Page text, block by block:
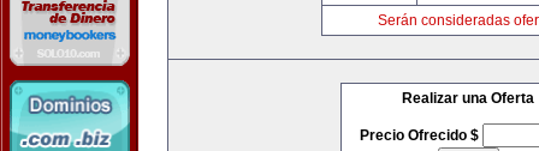
Serán consideradas
Realizar una Oferta
Precio Ofrecido $